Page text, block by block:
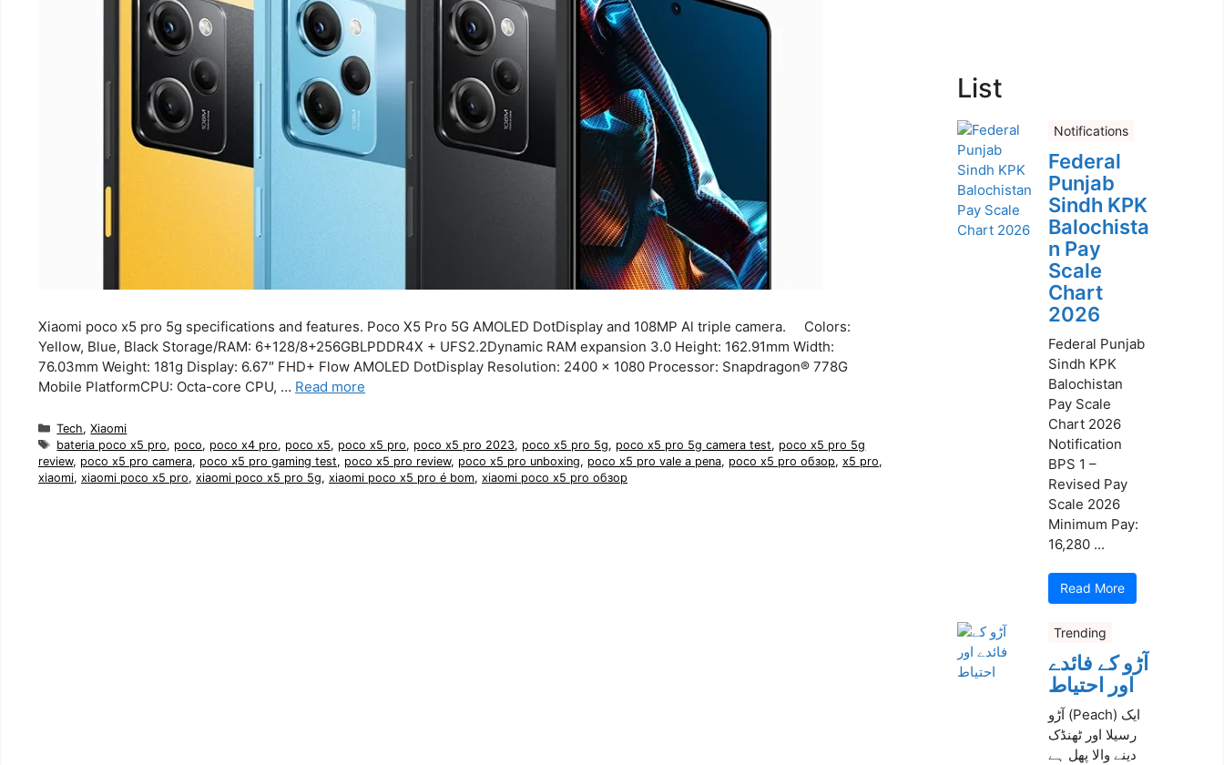
Xiaomi poco x5 pro 5g specifications and features. Poco X5 Pro 5G AMOLED DotDisplay and 108MP Al triple camera. Colors:
Yellow, Blue, Black Storage/RAM: 6+128/8+256GBLPDDR4X + UFS2.2Dynamic RAM expansion 3.0 Height: 162.91mm Width:
76.03mm Weight: 181g Display: 6.67″ FHD+ Flow AMOLED DotDisplay Resolution: 2400 x 1080 Processor: Snapdragon® 778G
Mobile PlatformCPU: Octa-core CPU, … Read more
Categories
Tech,Xiaomi
Tags
bateria poco x5 pro, poco, poco x4 pro, poco x5, poco x5 pro, poco x5 pro 2023, poco x5 pro 5g, poco x5 pro 5g camera test, poco x5 pro 5g
review, poco x5 pro camera, poco x5 pro gaming test, poco x5 pro review, poco x5 pro unboxing, poco x5 pro vale a pena, poco x5 pro обзор, x5 pro,
xiaomi, xiaomi poco x5 pro, xiaomi poco x5 pro 5g, xiaomi poco x5 pro é bom, xiaomi poco x5 pro обзор
List
Notifications
Federal
Punjab
Sindh KPK
Balochista
n Pay
Scale
Chart
2026
Federal Punjab
Sindh KPK
Balochistan
Pay Scale
Chart 2026
Notification
BPS 1 –
Revised Pay
Scale 2026
Minimum Pay:
16,280 ...
Read More
Trending
آڑو کے فائدے
اور احتیاط
آڑو (Peach) ایک
رسیلا اور ٹھنڈک
دینے والا پھل ہے